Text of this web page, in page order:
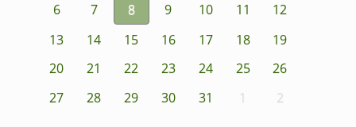
6
7 8 9 10 11
12
13
14 15 16 17 18
19
20
21 22 23 24 25
26
27
28 29 30 31 1 2